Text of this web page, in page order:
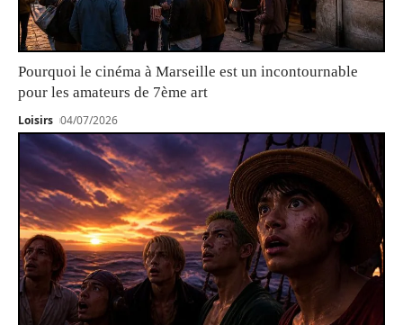
Pourquoi le cinéma à Marseille est un incontournable
pour les amateurs de 7ème art
Loisirs 04/07/2026